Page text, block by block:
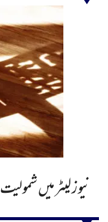
نیوز لیٹر میں شمولیت